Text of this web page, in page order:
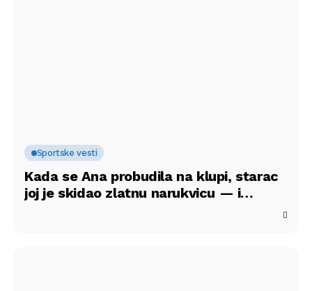
Sportske vesti
Kada se Ana probudila na klupi, starac
joj je skidao zlatnu narukvicu — i